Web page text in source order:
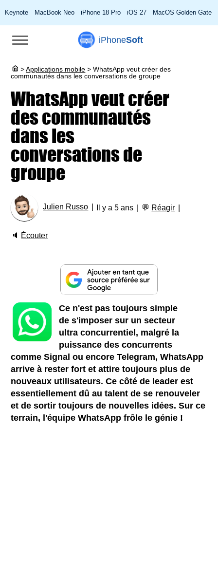
Keynote MacBook Neo iPhone 18 Pro iOS 27 MacOS Golden Gate
iPhoneSoft
> Applications mobile > WhatsApp veut créer des
communautés dans les conversations de groupe
WhatsApp veut créer
des communautés
dans les
conversations de
groupe
Julien Russo Il y a 5 ans 💬 Réagir
🔈 Écouter
Ce n'est pas toujours simple
de s'imposer sur un secteur
ultra concurrentiel, malgré la
puissance des concurrents
comme Signal ou encore Telegram, WhatsApp
arrive à rester fort et attire toujours plus de
nouveaux utilisateurs. Ce côté de leader est
essentiellement dû au talent de se renouveler
et de sortir toujours de nouvelles idées. Sur ce
terrain, l'équipe WhatsApp frôle le génie !